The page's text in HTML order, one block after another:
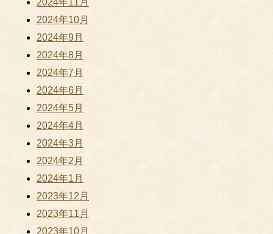
2024年11月
2024年10月
2024年9月
2024年8月
2024年7月
2024年6月
2024年5月
2024年4月
2024年3月
2024年2月
2024年1月
2023年12月
2023年11月
2023年10月